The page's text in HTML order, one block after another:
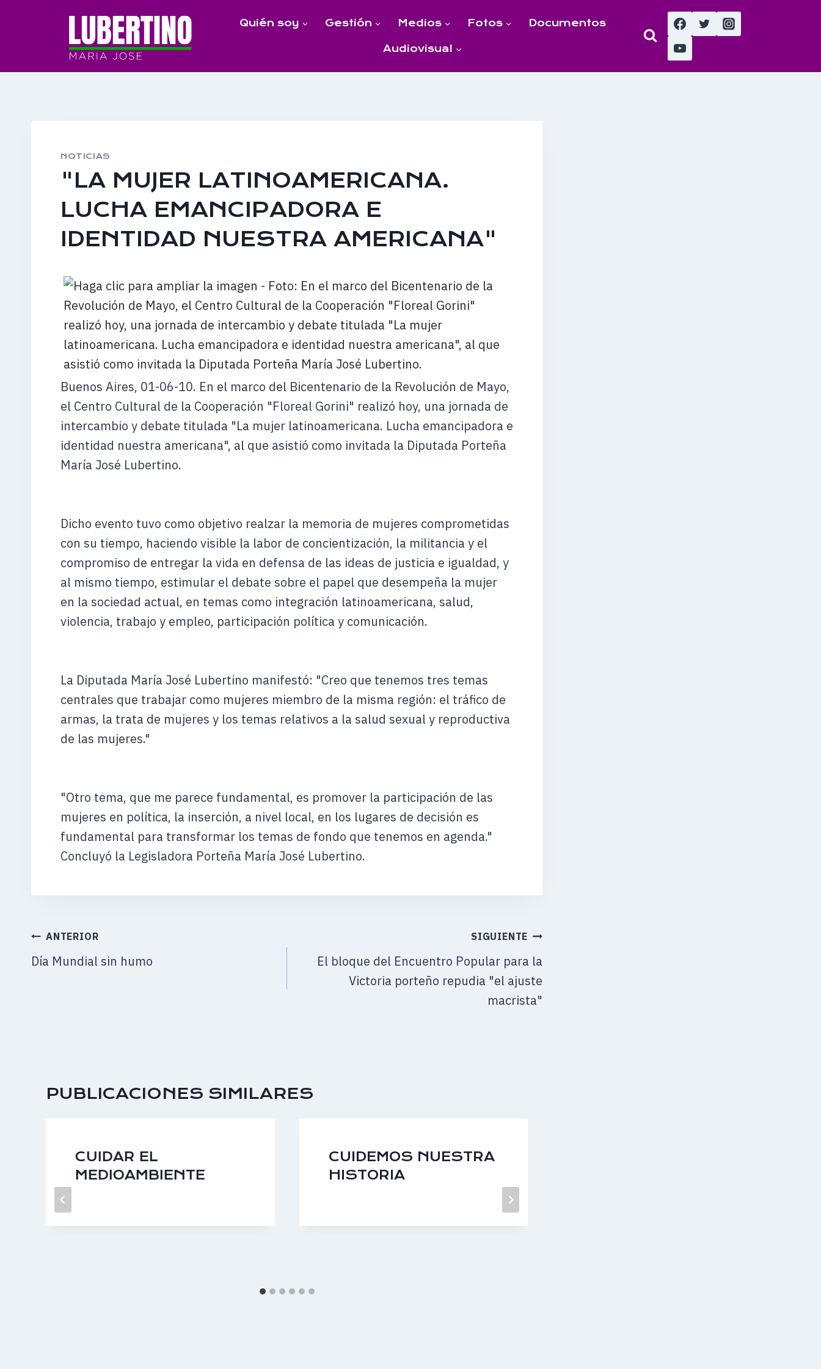
Quién soy Gestión Medios Fotos Documentos
Audiovisual
NOTICIAS
"LA MUJER LATINOAMERICANA.
LUCHA EMANCIPADORA E
IDENTIDAD NUESTRA AMERICANA"
Buenos Aires, 01-06-10. En el marco del Bicentenario de la Revolución de Mayo,
el Centro Cultural de la Cooperación "Floreal Gorini" realizó hoy, una jornada de
intercambio y debate titulada "La mujer latinoamericana. Lucha emancipadora e
identidad nuestra americana", al que asistió como invitada la Diputada Porteña
María José Lubertino.
Dicho evento tuvo como objetivo realzar la memoria de mujeres comprometidas
con su tiempo, haciendo visible la labor de concientización, la militancia y el
compromiso de entregar la vida en defensa de las ideas de justicia e igualdad, y
al mismo tiempo, estimular el debate sobre el papel que desempeña la mujer
en la sociedad actual, en temas como integración latinoamericana, salud,
violencia, trabajo y empleo, participación política y comunicación.
La Diputada María José Lubertino manifestó: "Creo que tenemos tres temas
centrales que trabajar como mujeres miembro de la misma región: el tráfico de
armas, la trata de mujeres y los temas relativos a la salud sexual y reproductiva
de las mujeres."
"Otro tema, que me parece fundamental, es promover la participación de las
mujeres en política, la inserción, a nivel local, en los lugares de decisión es
fundamental para transformar los temas de fondo que tenemos en agenda."
Concluyó la Legisladora Porteña María José Lubertino.
NAVEGACIÓN
DE
ANTERIOR
Día Mundial sin humo
SIGUIENTE
El bloque del Encuentro Popular para la
Victoria porteño repudia "el ajuste
macrista"
PUBLICACIONES SIMILARES
CUIDAR EL
MEDIOAMBIENTE
CUIDEMOS NUESTRA
HISTORIA